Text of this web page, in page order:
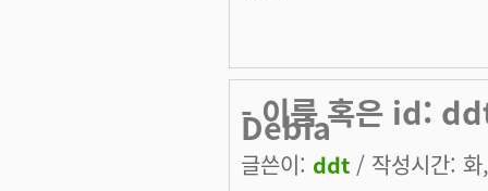
- 이름 혹은 id:
Debia
글쓴이: ddt / 작성시간: